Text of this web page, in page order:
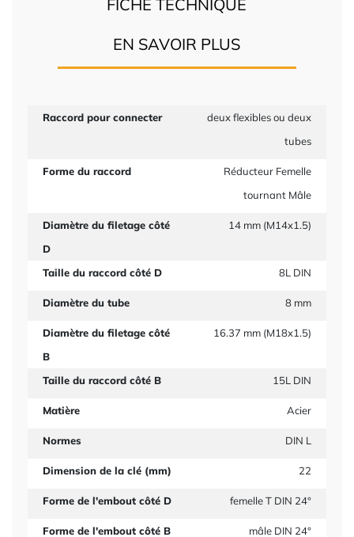
FICHE TECHNIQUE
EN SAVOIR PLUS
Raccord pour connecter
deux flexibles ou deux
tubes
Forme du raccord
Réducteur Femelle
tournant Mâle
Diamètre du filetage côté
D
14 mm (M14x1.5)
Taille du raccord côté D 8L DIN
Diamètre du tube 8 mm
Diamètre du filetage côté
B
16.37 mm (M18x1.5)
Taille du raccord côté B 15L DIN
Matière Acier
Normes DIN L
Dimension de la clé (mm) 22
Forme de l'embout côté D femelle T DIN 24°
Forme de l'embout côté B mâle DIN 24°